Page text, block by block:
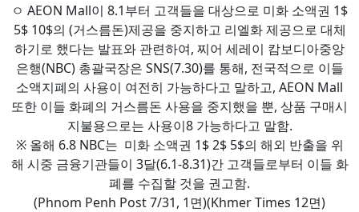
ㅇ AEON Mall이 8.1부터 고객들을 대상으로 미화 소액권 1$
5$ 10$의 (거스름돈)제공을 중지하고 리엘화 제공으로 대체
하기로 했다는 발표와 관련하여, 찌어 세레이 캄보디아중앙
은행(NBC) 총괄국장은 SNS(7.30)를 통해, 전국적으로 이들
소액지폐의 사용이 여전히 가능하다고 말하고, AEON Mall
또한 이들 화폐의 거스름돈 사용을 중지했을 뿐, 상품 구매시
지불용으로는 사용이8 가능하다고 말함.
※ 올해 6.8 NBC는 미화 소액권 1$ 2$ 5$의 해외 반출을 위
해 시중 금융기관들이 3달(6.1-8.31)간 고객들로부터 이들 화
폐를 수집할 것을 권고함.
(Phnom Penh Post 7/31, 1면)(Khmer Times 12면)